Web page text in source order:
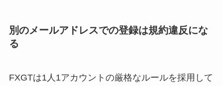
別のメールアドレスでの登録は規約違反にな
る
FXGTは1人1アカウントの厳格なルールを採用して